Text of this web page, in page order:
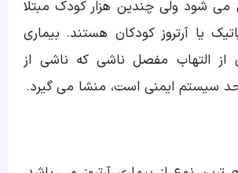
می شود ولی چندین هزار کودک مبتلا
یا آرتروز کودکان هستند. بیماری
از التهاب مفصل ناشی که ناشی از
سیستم ایمنی است، منشا می گیرد.